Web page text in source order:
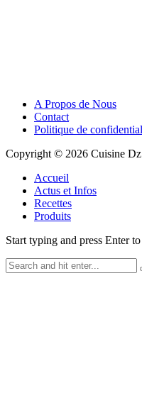
A Propos de Nous
Contact
Politique de
Copyright © 2026 Cuisine
Accueil
Actus et Infos
Recettes
Produits
Start typing and press Enter to